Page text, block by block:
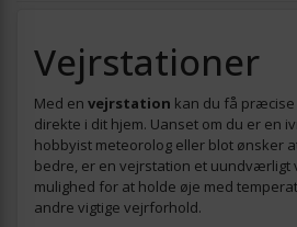
Vejrstationer
Med en vejrstation kan du få
direkte i dit hjem. Uanset om du er en
hobbyist meteorolog eller blot ønsker
bedre, er en vejrstation et uundværligt
mulighed for at holde øje med
andre vigtige vejrforhold.